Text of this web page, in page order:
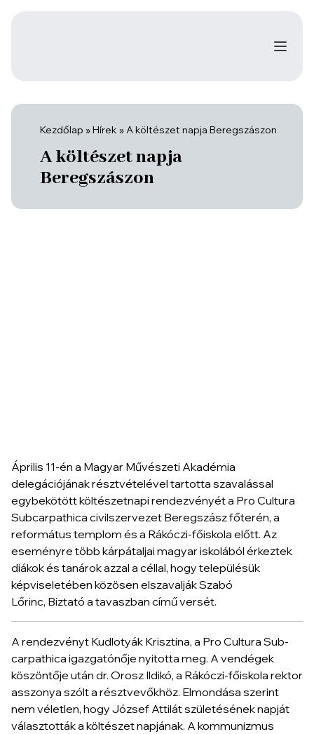
Kezdőlap »Hírek »A költészet napja Beregszászon
A költészet napja
Beregszászon
Április 11-én a Magyar Művészeti Akadémia
delegációjának résztvételével tartotta szavalással
egybekötött köl­tészetnapi rendezvényét a Pro Cultura
Sub­car­pa­thi­ca civilszervezet Beregszász főterén, a
református templom és a Rákóczi-főiskola előtt. Az
eseményre több kárpátaljai magyar iskolából érkeztek
diákok és tanárok azzal a céllal, hogy településük
képviseletében közösen elszavalják Szabó
Lőrinc, Biztató a tavaszban című versét.
A rendezvényt Kudlotyák Krisztina, a Pro Cultura Sub­
car­pathica igazgatónője nyitotta meg. A vendégek
köszöntője után dr. Orosz Ildikó, a Rákóczi-főiskola rektor
asszonya szólt a résztvevőkhöz. Elmondása szerint
nem véletlen, hogy József Attilát születésének napját
választották a költészet napjának. A kommunizmus